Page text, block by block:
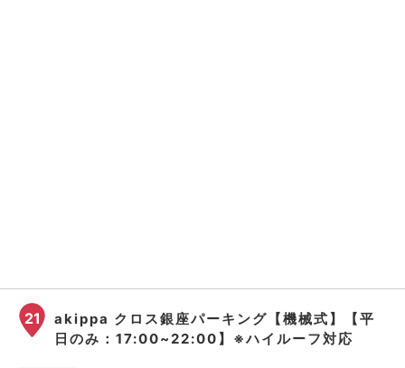
21
akippa クロス銀座パーキング【機械式】【平
日のみ：17:00~22:00】※ハイルーフ対応